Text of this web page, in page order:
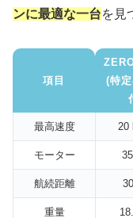
ンに最適な一台を見
項目
(特
最高速度 20
モーター
航続距離
重量